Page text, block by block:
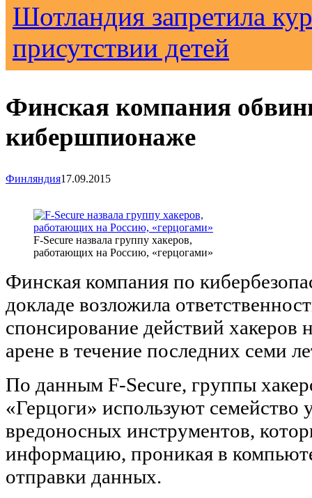
Шотландия запретила
присутствии детей
Финская компания
кибершпионаже
Финляндия17.09.2015
F-Secure назвала группу хакеров,
работающих на Россию, «герцогами»
Финская компания по
докладе возложила
спонсирование действий хакеров
арене в течение последних семи
По данным F-Secure, группы
«Герцоги» используют семейство
вредоносных инструментов,
информацию, проникая в
отправки данных.